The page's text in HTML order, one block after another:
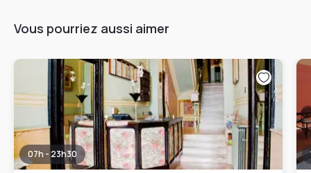
Vous pourriez aussi aimer
07h - 23h30